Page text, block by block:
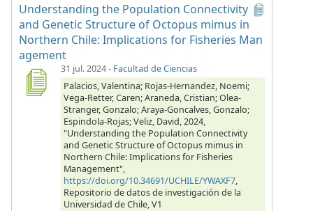
Understanding the Population Connectivity
and Genetic Structure of Octopus mimus in
Northern Chile: Implications for Fisheries Man
agement
31 jul. 2024- Facultad de Ciencias
Palacios, Valentina; Rojas-Hernandez, Noemi;
Vega-Retter, Caren; Araneda, Cristian; Olea-
Stranger, Gonzalo; Araya-Goncalves, Gonzalo;
Espindola-Rojas; Veliz, David, 2024,
"Understanding the Population Connectivity
and Genetic Structure of Octopus mimus in
Northern Chile: Implications for Fisheries
Management",
https://doi.org/10.34691/UCHILE/YWAXF7,
Repositorio de datos de investigación de la
Universidad de Chile, V1